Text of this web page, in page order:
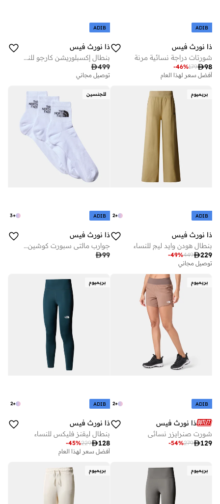
ADIB
ذا نورث فيس
شورتات دراجة نسائية مرنة
98
179
-46%
أفضل سعر لهذا العام
ADIB
ذا نورث فيس
بنطال إكسبلوريشن كارجو للنساء
499
توصيل مجاني
بريميوم
+
2 ADIB
ذا نورث فيس
بنطال هودن وايد ليج للنساء
229
449
-49%
توصيل مجاني
للجنسين
+
3 ADIB
ذا نورث فيس
جوارب مالتي سبورت كوشين كوارتر (3 ازواج)
99
بريميوم
+
2 ADIB
ذا نورث فيس
شورت صنرايزر نسائي
129
279
-54%
بريميوم
+
2 ADIB
ذا نورث فيس
بنطال ليقنز فليكس للنساء
128
229
-45%
أفضل سعر لهذا العام
بريميوم بريميوم